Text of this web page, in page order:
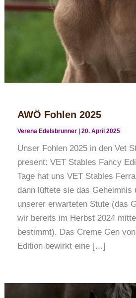
AWÖ Fohlen 2025
Verena Edelsbrunner 20. April 2025
Unser Fohlen 2025 in den Vet
present: VET Stables Fancy
Tage hat uns VET Stables
dann lüftete sie das Geheimnis
unserer erwarteten Stute (das
wir bereits im Herbst 2024
bestimmt). Das Creme Gen
Edition bewirkt eine […]